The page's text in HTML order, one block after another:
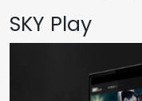
SKY Play